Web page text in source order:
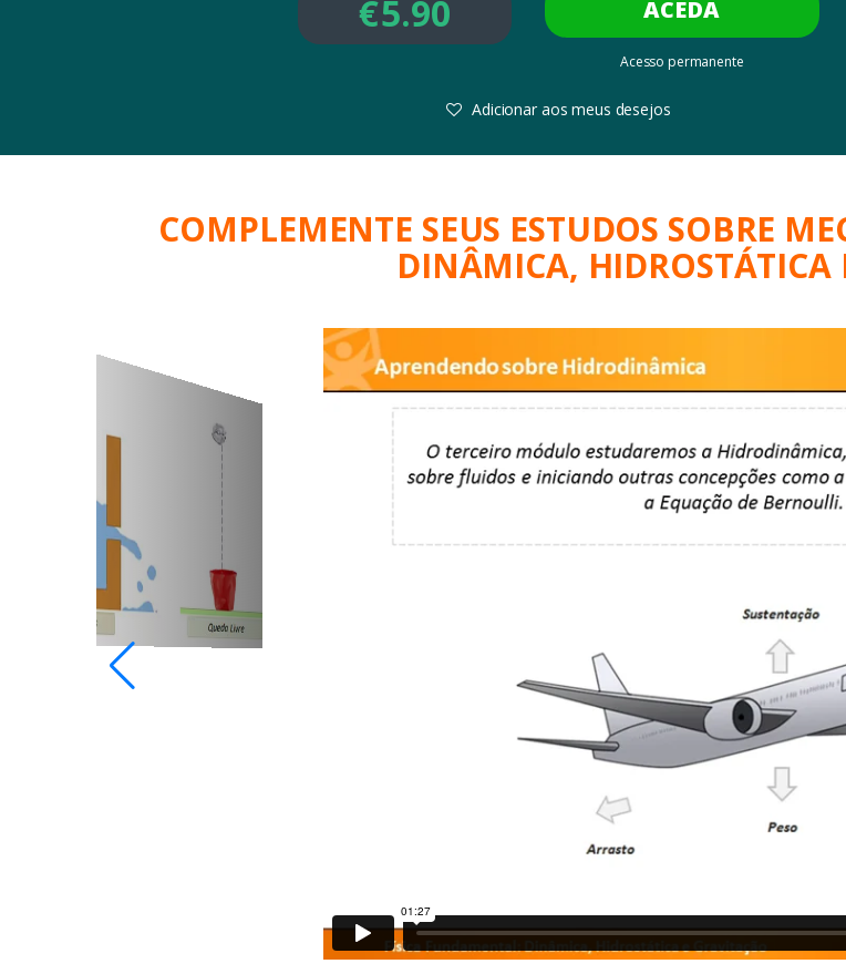
ACEDA
Acesso permanente
€5.90
Adicionar aos meus desejos
COMPLEMENTE SEUS ESTUDOS SOBRE
DINÂMICA, HIDROSTÁTICA